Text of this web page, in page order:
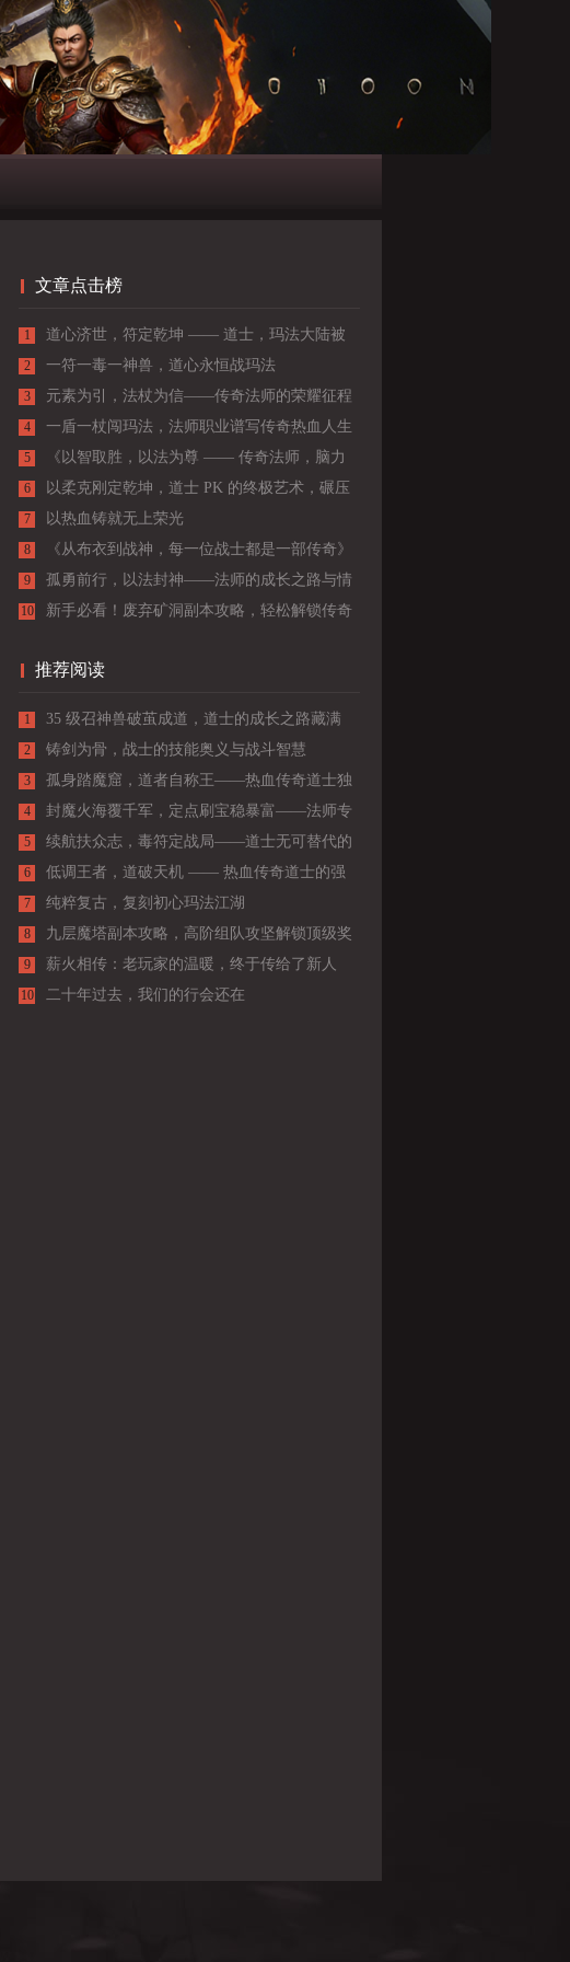
文章点击榜
1
道心济世，符定乾坤 —— 道士，玛法大陆被
低估的全能王者
2 一符一毒一神兽，道心永恒战玛法
3 元素为引，法杖为信——传奇法师的荣耀征程
4 一盾一杖闯玛法，法师职业谱写传奇热血人生
5
《以智取胜，以法为尊 —— 传奇法师，脑力
与战力的完美结合》
6
以柔克刚定乾坤，道士 PK 的终极艺术，碾压
战士与法师
7 以热血铸就无上荣光
8 《从布衣到战神，每一位战士都是一部传奇》
9
孤勇前行，以法封神——法师的成长之路与情
怀坚守
10
新手必看！废弃矿洞副本攻略，轻松解锁传奇
推荐阅读
1
35 级召神兽破茧成道，道士的成长之路藏满
老玩家青春回忆
2 铸剑为骨，战士的技能奥义与战斗智慧
3
孤身踏魔窟，道者自称王——热血传奇道士独
行秘境志
4
封魔火海覆千军，定点刷宝稳暴富——法师专
属打宝致富之路
5
续航扶众志，毒符定战局——道士无可替代的
团队灵魂价值
6
低调王者，道破天机 —— 热血传奇道士的强
势之路
7 纯粹复古，复刻初心玛法江湖
8
九层魔塔副本攻略，高阶组队攻坚解锁顶级奖
励
9 薪火相传：老玩家的温暖，终于传给了新人
10 二十年过去，我们的行会还在